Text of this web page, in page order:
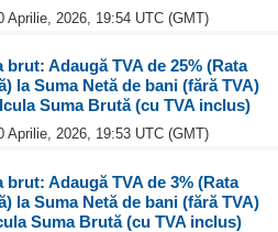
2026, 19:54 UTC (GMT)
Adaugă TVA de 25% (Rata
la Suma Netă de bani (fără TVA)
Suma Brută (cu TVA inclus)
2026, 19:53 UTC (GMT)
Adaugă TVA de 3% (Rata
la Suma Netă de bani (fără TVA)
Suma Brută (cu TVA inclus)